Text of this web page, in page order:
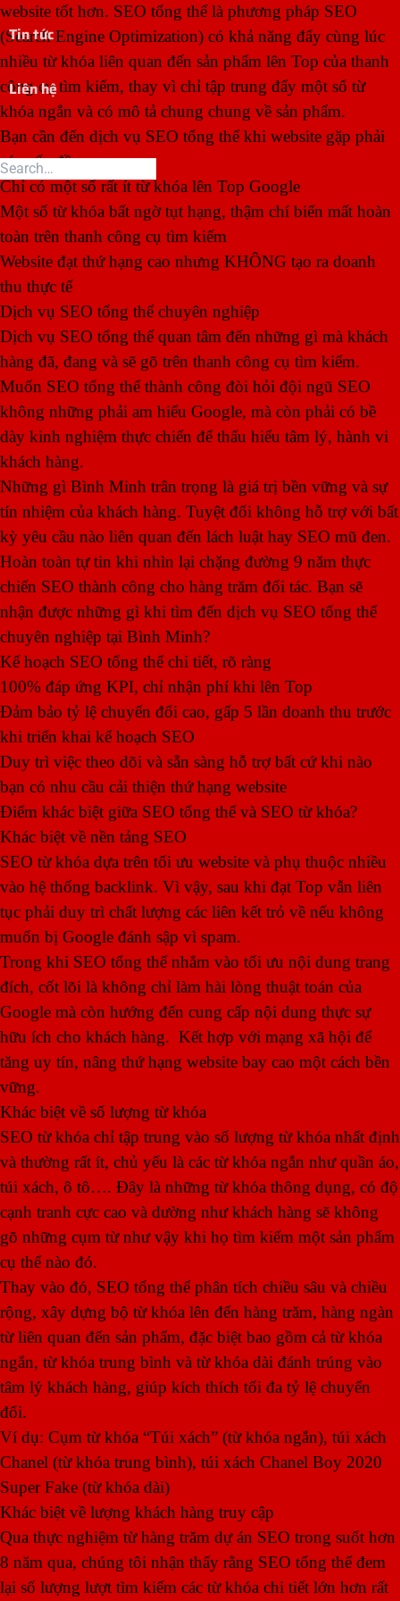
Tin tức
Liên hệ
website tốt hơn. SEO tổng thể là phương pháp SEO
(Search Engine Optimization) có khả năng đẩy cùng lúc
nhiều từ khóa liên quan đến sản phẩm lên Top của thanh
công cụ tìm kiếm, thay vì chỉ tập trung đẩy một số từ
khóa ngắn và có mô tả chung chung về sản phẩm.
Bạn cần đến dịch vụ SEO tổng thể khi website gặp phải
các vấn đề sau:
Chỉ có một số rất ít từ khóa lên Top Google
Một số từ khóa bất ngờ tụt hạng, thậm chí biến mất hoàn
toàn trên thanh công cụ tìm kiếm
Website đạt thứ hạng cao nhưng KHÔNG tạo ra doanh
thu thực tế
Dịch vụ SEO tổng thể chuyên nghiệp
Dịch vụ SEO tổng thể quan tâm đến những gì mà khách
hàng đã, đang và sẽ gõ trên thanh công cụ tìm kiếm.
Muốn SEO tổng thể thành công đòi hỏi đội ngũ SEO
không những phải am hiểu Google, mà còn phải có bề
dày kinh nghiệm thực chiến để thấu hiểu tâm lý, hành vi
khách hàng.
Những gì Bình Minh trân trọng là giá trị bền vững và sự
tín nhiệm của khách hàng. Tuyệt đối không hỗ trợ với bất
kỳ yêu cầu nào liên quan đến lách luật hay SEO mũ đen.
Hoàn toàn tự tin khi nhìn lại chặng đường 9 năm thực
chiến SEO thành công cho hàng trăm đối tác. Bạn sẽ
nhận được những gì khi tìm đến dịch vụ SEO tổng thể
chuyên nghiệp tại Bình Minh?
Kế hoạch SEO tổng thể chi tiết, rõ ràng
100% đáp ứng KPI, chỉ nhận phí khi lên Top
Đảm bảo tỷ lệ chuyển đổi cao, gấp 5 lần doanh thu trước
khi triển khai kế hoạch SEO
Duy trì việc theo dõi và sẵn sàng hỗ trợ bất cứ khi nào
bạn có nhu cầu cải thiện thứ hạng website
Điểm khác biệt giữa SEO tổng thể và SEO từ khóa?
Khác biệt về nền tảng SEO
SEO từ khóa dựa trên tối ưu website và phụ thuộc nhiều
vào hệ thống backlink. Vì vậy, sau khi đạt Top vẫn liên
tục phải duy trì chất lượng các liên kết trỏ về nếu không
muốn bị Google đánh sập vì spam.
Trong khi SEO tổng thể nhắm vào tối ưu nội dung trang
đích, cốt lõi là không chỉ làm hài lòng thuật toán của
Google mà còn hướng đến cung cấp nội dung thực sự
hữu ích cho khách hàng. Kết hợp với mạng xã hội để
tăng uy tín, nâng thứ hạng website bay cao một cách bền
vững.
Khác biệt về số lượng từ khóa
SEO từ khóa chỉ tập trung vào số lượng từ khóa nhất định
và thường rất ít, chủ yếu là các từ khóa ngắn như quần áo,
túi xách, ô tô…. Đây là những từ khóa thông dụng, có độ
cạnh tranh cực cao và dường như khách hàng sẽ không
gõ những cụm từ như vậy khi họ tìm kiếm một sản phẩm
cụ thể nào đó.
Thay vào đó, SEO tổng thể phân tích chiều sâu và chiều
rộng, xây dựng bộ từ khóa lên đến hàng trăm, hàng ngàn
từ liên quan đến sản phẩm, đặc biệt bao gồm cả từ khóa
ngắn, từ khóa trung bình và từ khóa dài đánh trúng vào
tâm lý khách hàng, giúp kích thích tối đa tỷ lệ chuyển
đổi.
Ví dụ: Cụm từ khóa “Túi xách” (từ khóa ngắn), túi xách
Chanel (từ khóa trung bình), túi xách Chanel Boy 2020
Super Fake (từ khóa dài)
Khác biệt về lượng khách hàng truy cập
Qua thực nghiệm từ hàng trăm dự án SEO trong suốt hơn
8 năm qua, chúng tôi nhận thấy rằng SEO tổng thể đem
lại số lượng lượt tìm kiếm các từ khóa chi tiết lớn hơn rất